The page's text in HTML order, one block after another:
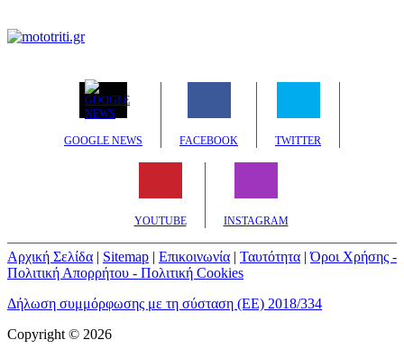
GOOGLE NEWS FACEBOOK TWITTER
YOUTUBE INSTAGRAM
Αρχική Σελίδα | Sitemap | Επικοινωνία | Ταυτότητα |Όροι Χρήσης -
Πολιτική Απορρήτου - Πολιτική Cookies
Δήλωση συμμόρφωσης με τη σύσταση (ΕΕ) 2018/334
Copyright © 2026